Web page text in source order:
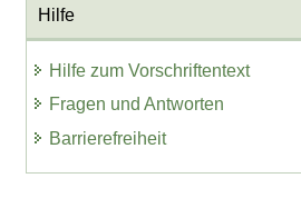
Hilfe
Hilfe zum Vorschriftentext
Fragen und Antworten
Barrierefreiheit